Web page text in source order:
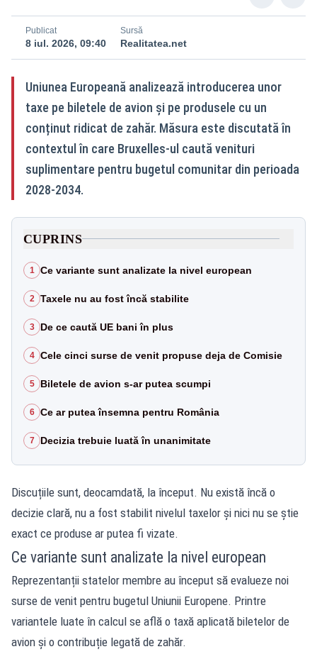
Publicat
8 iul. 2026, 09:40
Sursă
Realitatea.net
Uniunea Europeană analizează introducerea unor
taxe pe biletele de avion și pe produsele cu un
conținut ridicat de zahăr. Măsura este discutată în
contextul în care Bruxelles-ul caută venituri
suplimentare pentru bugetul comunitar din perioada
2028-2034.
CUPRINS
1 Ce variante sunt analizate la nivel european
2 Taxele nu au fost încă stabilite
3 De ce caută UE bani în plus
4 Cele cinci surse de venit propuse deja de Comisie
5 Biletele de avion s-ar putea scumpi
6 Ce ar putea însemna pentru România
7 Decizia trebuie luată în unanimitate
Discuțiile sunt, deocamdată, la început. Nu există încă o
decizie clară, nu a fost stabilit nivelul taxelor și nici nu se știe
exact ce produse ar putea fi vizate.
Ce variante sunt analizate la nivel european
Reprezentanții statelor membre au început să evalueze noi
surse de venit pentru bugetul Uniunii Europene. Printre
variantele luate în calcul se află o taxă aplicată biletelor de
avion și o contribuție legată de zahăr.